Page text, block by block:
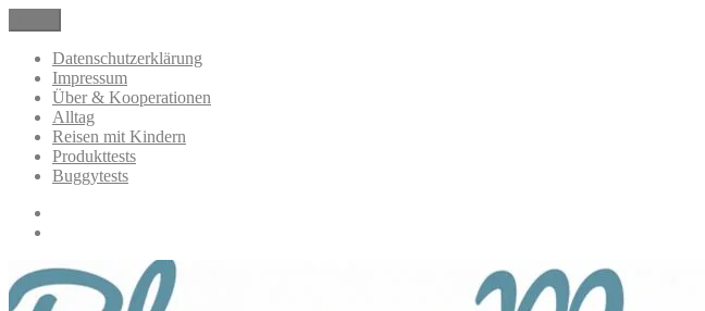
Inhalt
springen
BloggerMumOf3Boys Mamablog
Mamablog über das Leben mit drei Kindern mit Produkttests und Alltagsthemen
Datenschutzerklärung
Impressum
Über & Kooperationen
Alltag
Reisen mit Kindern
Produkttests
Buggytests